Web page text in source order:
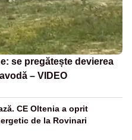
se pregătește devierea
– VIDEO
CE Oltenia a oprit
de la Rovinari